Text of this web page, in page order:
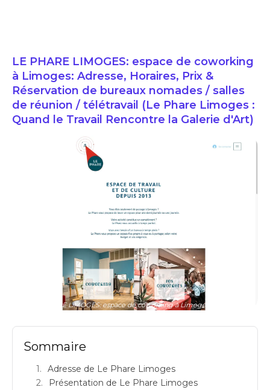
LE PHARE LIMOGES: espace de coworking
à Limoges: Adresse, Horaires, Prix &
Réservation de bureaux nomades / salles
de réunion / télétravail (Le Phare Limoges :
Quand le Travail Rencontre la Galerie d'Art)
LE PHARE LIMOGES: espace de coworking à Limoges: Adresse
Sommaire
Adresse de Le Phare Limoges
Présentation de Le Phare Limoges